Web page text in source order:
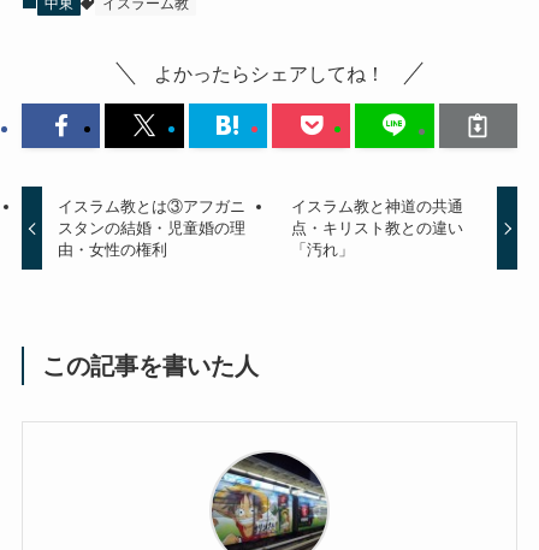
中東 イスラーム教
よかったらシェアしてね！
イスラム教とは③アフガニ
スタンの結婚・児童婚の理
由・女性の権利
イスラム教と神道の共通
点・キリスト教との違い
「汚れ」
この記事を書いた人